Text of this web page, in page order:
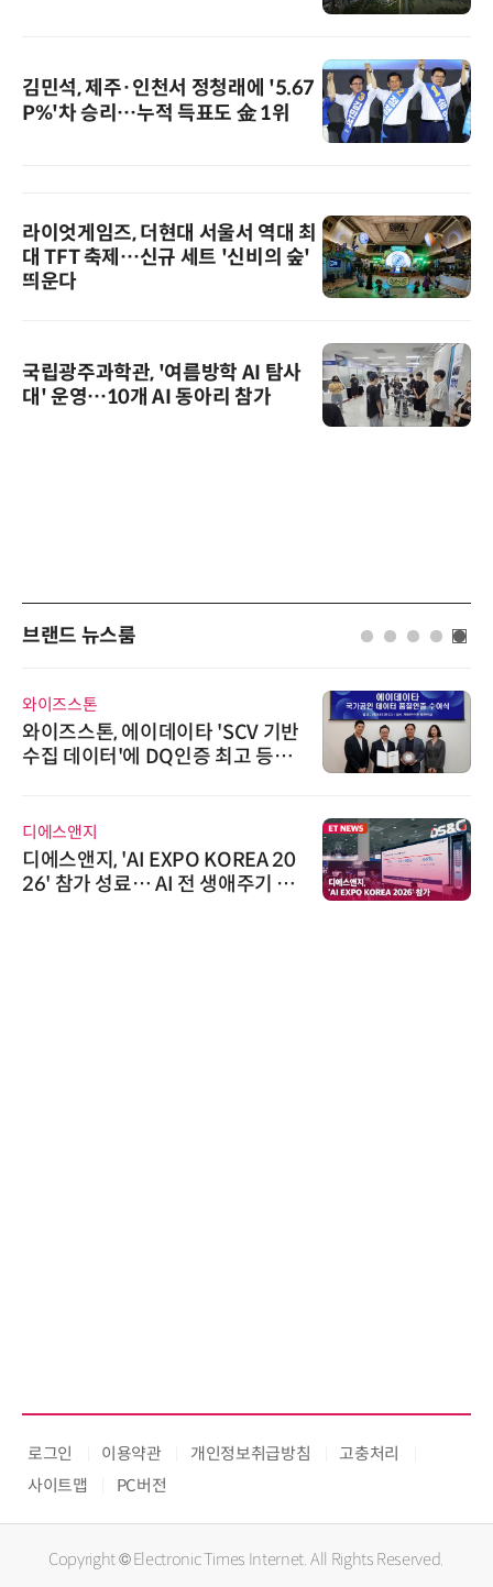
김민석, 제주·인천서 정청래에 '5.67
P%'차 승리…누적 득표도 金 1위
라이엇게임즈, 더현대 서울서 역대 최
대 TFT 축제…신규 세트 '신비의 숲'
띄운다
국립광주과학관, '여름방학 AI 탐사
대' 운영…10개 AI 동아리 참가
브랜드 뉴스룸
와이즈스톤
와이즈스톤, 에이데이타 'SCV 기반
수집 데이터'에 DQ인증 최고 등급
디에스앤지
디에스앤지, 'AI EXPO KOREA 20
26' 참가 성료… AI 전 생애주기 아
로그인 이용약관 개인정보취급방침
고충처리
사이트맵
PC버전
Copyright © Electronic Times Internet. All Rights Reserved.